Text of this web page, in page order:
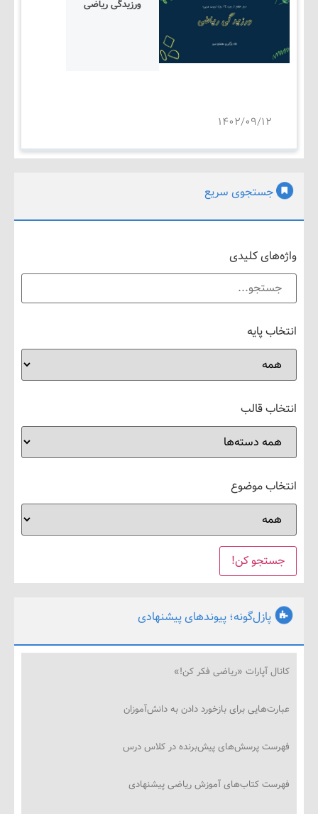
جستجوی سریع
کلیدی
پایه
قالب
موضوع
پازل‌گونه؛ پیوندهای پیشنهادی
آپارات «ریاضی فکر کن!»
برای بازخورد دادن به دانش‌آموزان
پرسش‌های پیش‌برنده در کلاس درس
کتاب‌های آموزش ریاضی پیشنهادی
ورزیدگی ریاضی
۱۴۰۲/۰۹/۱۲